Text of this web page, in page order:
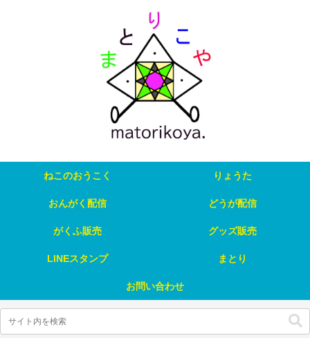
ねこのおうこく りょうた
おんがく配信 どうが配信
がくふ販売 グッズ販売
LINEスタンプ まとり
お問い合わせ